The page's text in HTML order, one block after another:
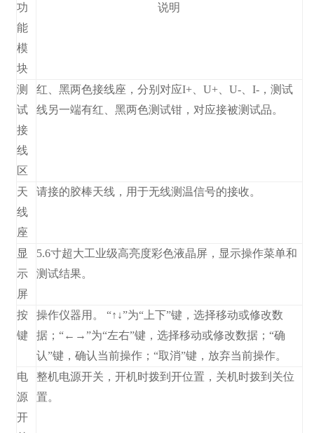
功
能
模
块
说明
测
试
接
线
区
红、黑两色接线座，分别对应I+、U+、U-、I-，测试
线另一端有红、黑两色测试钳，对应接被测试品。
天
线
座
请接的胶棒天线，用于无线测温信号的接收。
显
示
屏
5.6寸超大工业级高亮度彩色液晶屏，显示操作菜单和
测试结果。
按
键
操作仪器用。 “↑↓”为“上下”键，选择移动或修改数
据；“←→”为“左右”键，选择移动或修改数据；“确
认”键，确认当前操作；“取消”键，放弃当前操作。
电
源
开
整机电源开关，开机时拨到开位置，关机时拨到关位
置。